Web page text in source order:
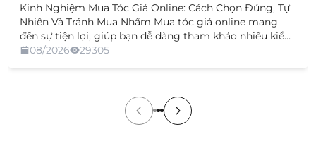
Kinh Nghiệm Mua Tóc Giả Online: Cách Chọn Đúng, Tự
Nhiên Và Tránh Mua Nhầm Mua tóc giả online mang
đến sự tiện lợi, giúp bạn dễ dàng tham khảo nhiều kiểu
dáng, chất liệu và mức giá mà không cần trực tiếp đến
08/2026 29305